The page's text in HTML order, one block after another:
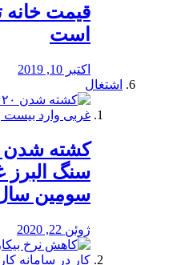
قیمت خانه
است
اکتبر 10, 2019
اشتغال
سنگ البرز
سومین
ژوئن 22, 2020